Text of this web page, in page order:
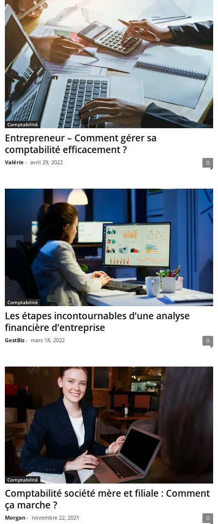
Comptabilité
Entrepreneur – Comment gérer sa
comptabilité efficacement ?
Valérie - avril 29, 2022 0
Comptabilité
Les étapes incontournables d’une analyse
financière d’entreprise
GestBiz - mars 18, 2022 0
Comptabilité
Comptabilité société mère et filiale : Comment
ça marche ?
Morgan - novembre 22, 2021 0